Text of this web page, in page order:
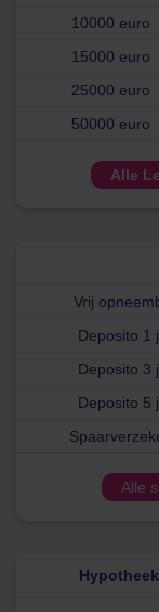
10000 euro
15000 euro
25000 euro
50000 euro
Alle
Vrij
Deposito 1
Deposito 3
Deposito 5
Alle